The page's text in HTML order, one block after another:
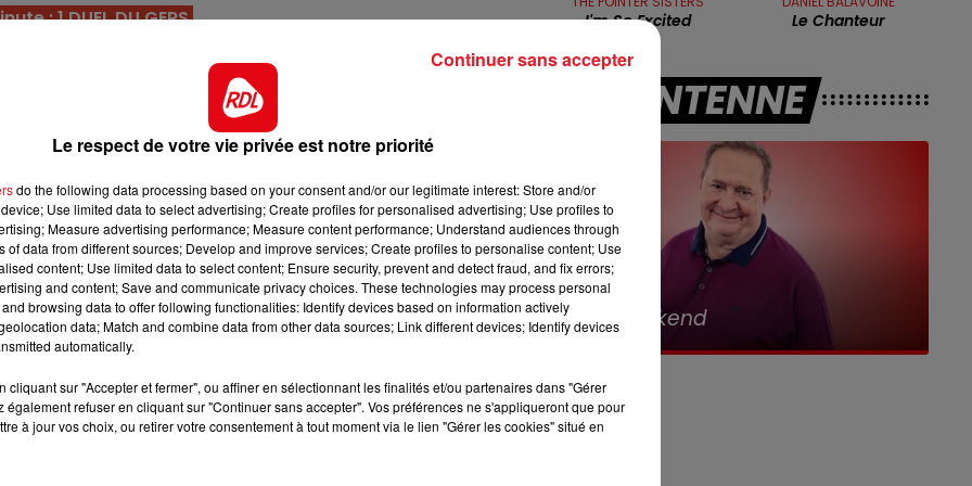
10h00 - 12h00 7h00 - 10h00
RDL WEEK-END
: 1 DUEL DU GERS
n'a pu courir l'Amérique suite à un problème physique,
C'est l'épouvantail de la course.
2022, et a 11 ans il va disputer sa dernière course en
sortir par la grande porte.
premiers sur les parcours à main droite. En forme par
c'est une base dans les 3.
11 des 29 courses courues. Sa dernière sortie à
dangereux pour les premières places.
avec beaucoup de fraîcheur dans ce quinté. Lui et
l'arrivée. A prendre haut.
Vincennes, il n'est pas des plus réguliers, mais trouve
en première ligne.
il court sur la piste de Mons (14v), ici il tire sa dernière
donner pour prendre un accessit.
I'm So Excited Le Chanteur
A L'ANTENNE
7h00 - 10h00
RDL Week-end
10h00 - 12h00
RDL Weekend
Le respect de votre vie privée est notre priorité
do the following data processing based on your consent and/or our legitimate interest: Store and/or
Use limited data to select advertising; Create profiles for personalised advertising; Use profiles to
Measure advertising performance; Measure content performance; Understand audiences through
of data from different sources; Develop and improve services; Create profiles to personalise content; Use
content; Use limited data to select content; Ensure security, prevent and detect fraud, and fix errors;
and content; Save and communicate privacy choices. These technologies may process personal
browsing data to offer following functionalities: Identify devices based on information actively
data; Match and combine data from other data sources; Link different devices; Identify devices
automatically.
cliquant sur "Accepter et fermer", ou affiner en sélectionnant les finalités et/ou partenaires dans "Gérer
également refuser en cliquant sur "Continuer sans accepter". Vos préférences ne s'appliqueront que pour
à jour vos choix, ou retirer votre consentement à tout moment via le lien "Gérer les cookies" situé en
Continuer sans accepter